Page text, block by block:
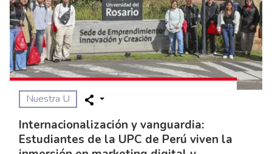
Nuestra U
Internacionalización y vanguardia:
Estudiantes de la UPC de Perú viven la